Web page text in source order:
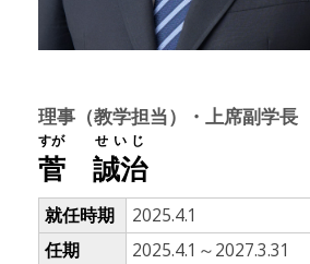
理事（教学担当）・上席副学長
菅
すが
誠治
せいじ
就任時期
2025.4.1
任期
2025.4.1～2027.3.31